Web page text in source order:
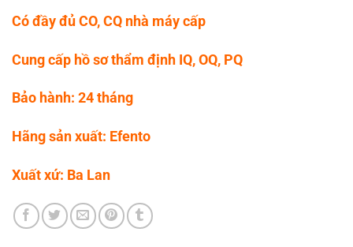
Có đầy đủ CO, CQ nhà máy cấp
Cung cấp hồ sơ thẩm định IQ, OQ, PQ
Bảo hành: 24 tháng
Hãng sản xuất: Efento
Xuất xứ: Ba Lan